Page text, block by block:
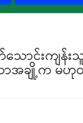
သောင်းကျ
အချို့က မ